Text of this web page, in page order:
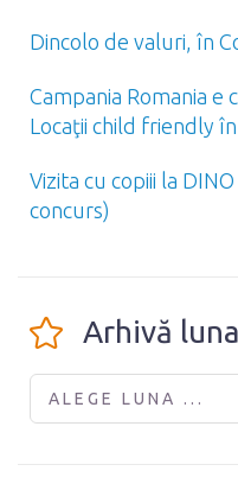
Dincolo de valuri, în
Campania Romania e
Locaţii child friendly
Vizita cu copiii la
concurs)
Arhivă
ALEGE LUNA ...